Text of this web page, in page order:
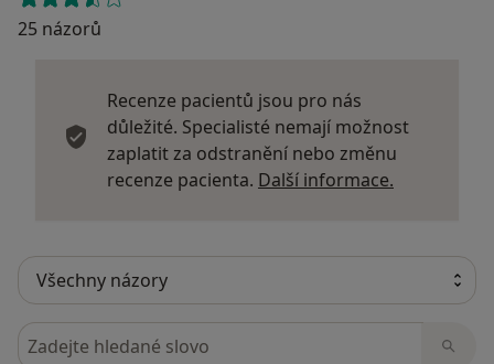
25 názorů
Recenze pacientů jsou pro nás
důležité. Specialisté nemají možnost
zaplatit za odstranění nebo změnu
recenze pacienta. Další informace.
Hledejte v názorech